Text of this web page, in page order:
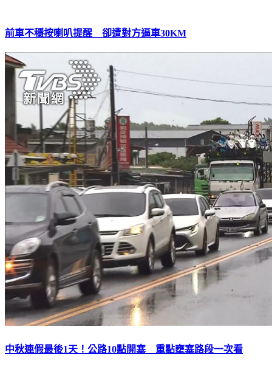
前車不穩按喇叭提醒 卻遭對方逼車30KM
中秋連假最後1天！公路10點開塞 重點壅塞路段一次看